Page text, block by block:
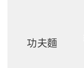
功夫麵